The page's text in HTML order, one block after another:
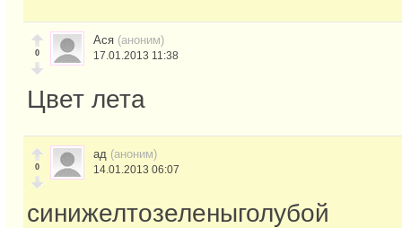
0
Ася (аноним)
17.01.2013 11:38
Цвет лета
0
ад (аноним)
14.01.2013 06:07
синижелтозеленыголубой